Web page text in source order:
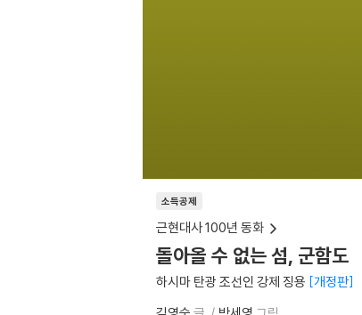
소득공제
근현대사 100년 동화
돌아올 수 없는 섬, 군함도
하시마 탄광 조선인 강제 징용 개정판